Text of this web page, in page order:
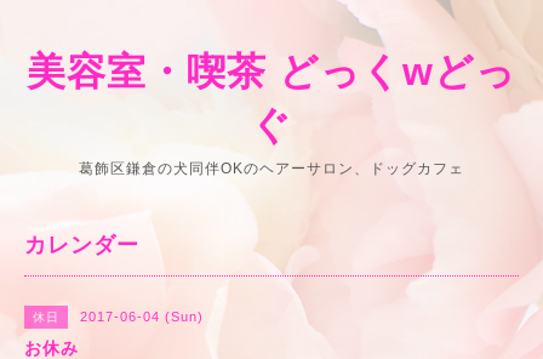
美容室・喫茶 どっくwどっ
ぐ
葛飾区鎌倉の犬同伴OKのヘアーサロン、ドッグカフェ
カレンダー
休日 2017-06-04 (Sun)
お休み